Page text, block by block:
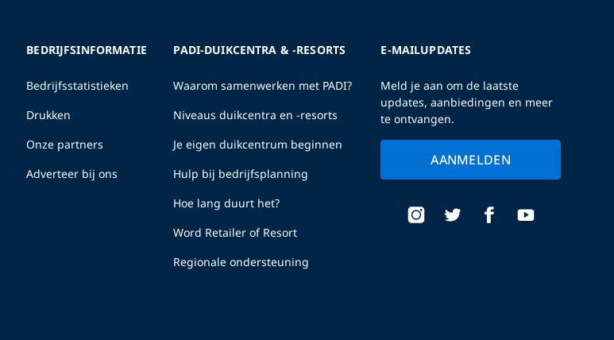
BEDRIJFSINFORMATIE
Bedrijfsstatistieken
Drukken
Onze partners
Adverteer bij ons
PADI-DUIKCENTRA & -RESORTS
Waarom samenwerken met PADI?
Niveaus duikcentra en -resorts
Je eigen duikcentrum beginnen
Hulp bij bedrijfsplanning
Hoe lang duurt het?
Word Retailer of Resort
Regionale ondersteuning
E-MAILUPDATES
Meld je aan om de laatste
updates, aanbiedingen en meer
te ontvangen.
AANMELDEN